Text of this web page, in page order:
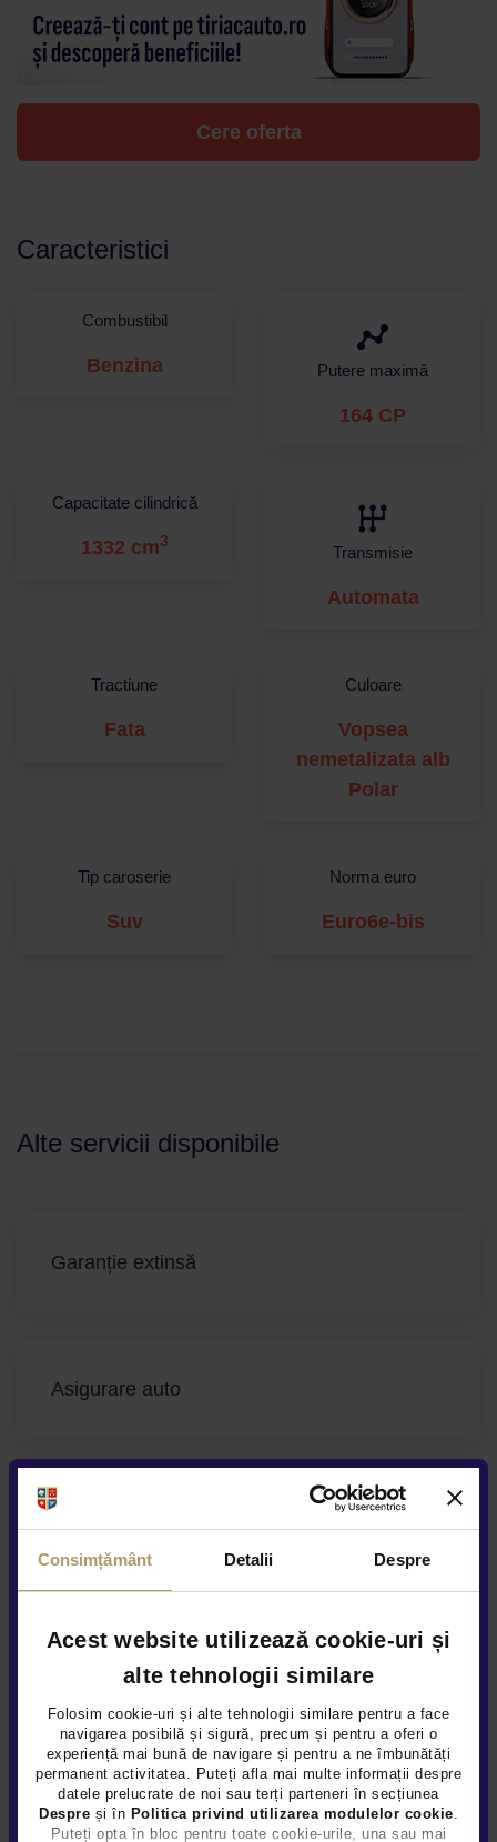
Consimțământ Detalii Despre
Acest website utilizează cookie-uri și
alte tehnologii similare
Folosim cookie-uri și alte tehnologii similare pentru a face
navigarea posibilă și sigură, precum și pentru a oferi o
experiență mai bună de navigare și pentru a ne îmbunătăți
permanent activitatea. Puteți afla mai multe informații despre
datele prelucrate de noi sau terți parteneri în secțiunea
Despre și în Politica privind utilizarea modulelor cookie.
Puteți opta în bloc pentru toate cookie-urile, una sau mai
Cere oferta
Caracteristici
Combustibil
Benzina Putere maximă
164 CP
Capacitate cilindrică
1332 cm3
Transmisie
Automata
Tractiune
Fata
Culoare
Vopsea
nemetalizata alb
Polar
Tip caroserie
Suv
Norma euro
Euro6e-bis
Alte servicii disponibile
Garanție extinsă
Asigurare auto
Acoperire service anuala
Asistenta rutiera garantata